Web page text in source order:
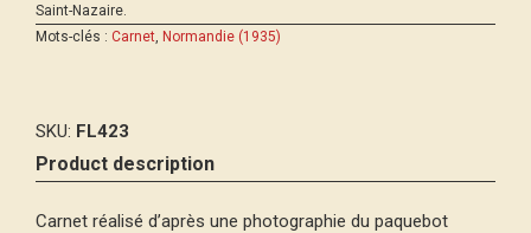
Saint-Nazaire.
Mots-clés : Carnet Normandie (1935)
SKU: FL423
Product description
Carnet réalisé d’après une photographie du paquebot